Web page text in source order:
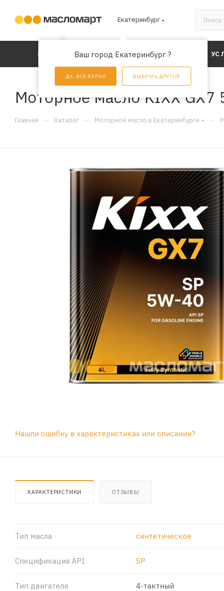
Екатеринбург
Ваш город Екатеринбург ?
ДА, ВСЕ ВЕРНО ВЫБРАТЬ ДРУГОЙ
КАТАЛОГ АКЦИИ
Моторное масло KIXX GX7
Главная — Каталог — Моторное масло в Екатеринбурге —
Нашли ошибку в характеристиках или описании?
ХАРАКТЕРИСТИКИ ОТЗЫВЫ
Тип масла синтетическое
Спецификация API SP
Тип двигателя 4-тактный